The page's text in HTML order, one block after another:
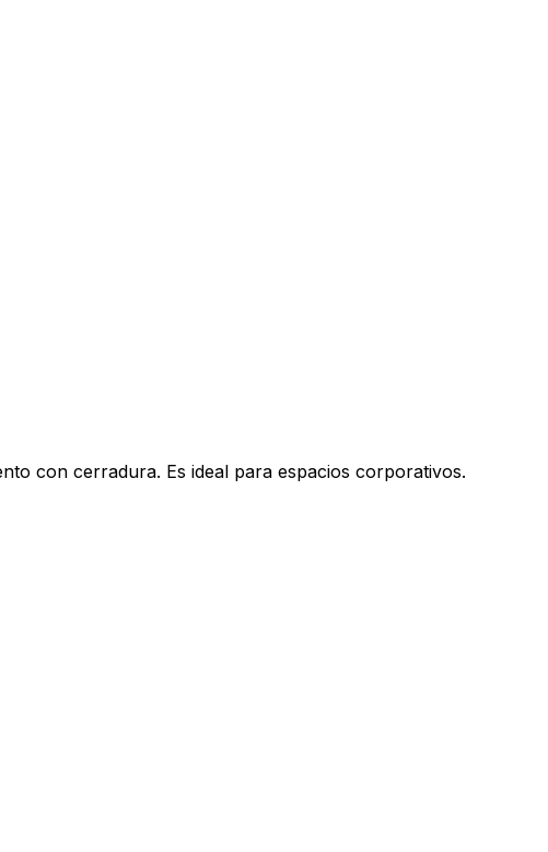
con cerradura. Es ideal para espacios corporativos.